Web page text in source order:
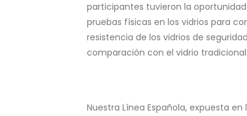
participantes tuvieron la
pruebas físicas en los vidrios para
resistencia de los vidrios de
comparación con el vidrio tradicional.
Nuestra Línea Española, expuesta